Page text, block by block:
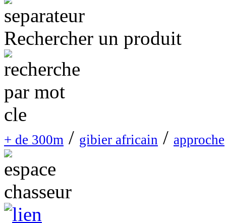
Rechercher un produit
+ de 300m / gibier africain / approche